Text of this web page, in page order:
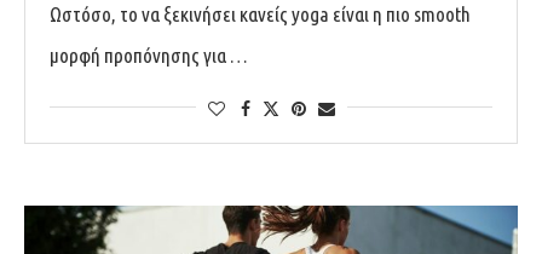
Ωστόσο, το να ξεκινήσει κανείς yoga είναι η πιο smooth
μορφή προπόνησης για …